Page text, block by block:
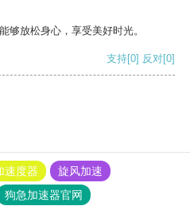
够放松身心，享受美好时光。
支持[0] 反对[0]
速度器
旋风加速
狗急加速器官网